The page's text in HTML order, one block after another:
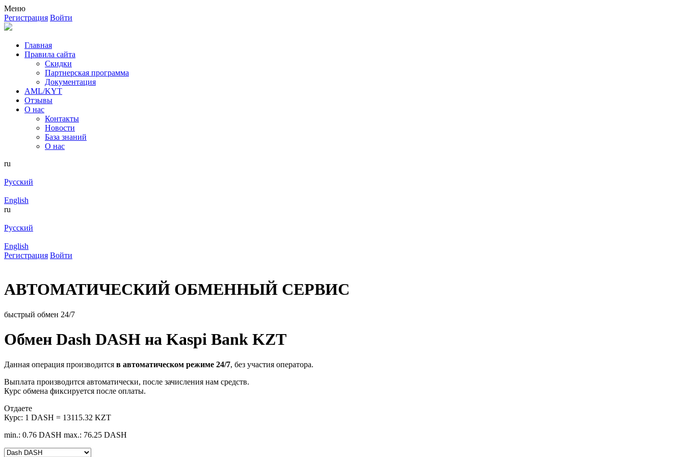
Меню
Регистрация Войти
Главная
Правила сайта
Скидки
Партнерская программа
Документация
AML/KYT
Отзывы
О нас
Контакты
Новости
База знаний
О нас
ru
Русский
English
ru
Русский
English
Регистрация Войти
АВТОМАТИЧЕСКИЙ ОБМЕННЫЙ СЕРВИС
быстрый обмен 24/7
Обмен Dash DASH на Kaspi Bank KZT
Данная операция производится в автоматическом режиме 24/7, без участия оператора.
Выплата производится автоматически, после зачисления нам средств.
Курс обмена фиксируется после оплаты.
Отдаете
Курс: 1 DASH = 13115.32 KZT
min.: 0.76 DASH max.: 76.25 DASH